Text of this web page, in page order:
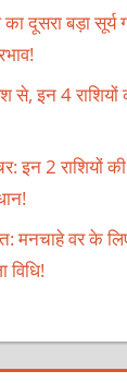
दूसरा बड़ा
से, इन 4 राशियों
इन 2 राशियों
मनचाहे वर के
विधि!